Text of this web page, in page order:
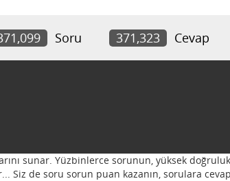
Soru 371,323 Cevap
sunar. Yüzbinlerce sorunun, yüksek
Siz de soru sorun puan kazanın, sorulara